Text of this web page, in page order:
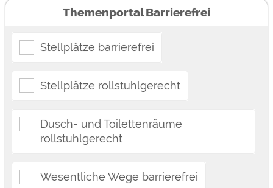
Themenportal Barrierefrei
Stellplätze barrierefrei
Stellplätze rollstuhlgerecht
Dusch- und Toilettenräume
rollstuhlgerecht
Wesentliche Wege barrierefrei